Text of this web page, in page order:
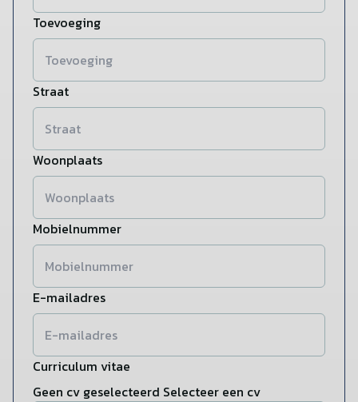
Toevoeging
Straat
Woonplaats
Mobielnummer
E-mailadres
Curriculum vitae
Geen cv geselecteerd Selecteer een cv